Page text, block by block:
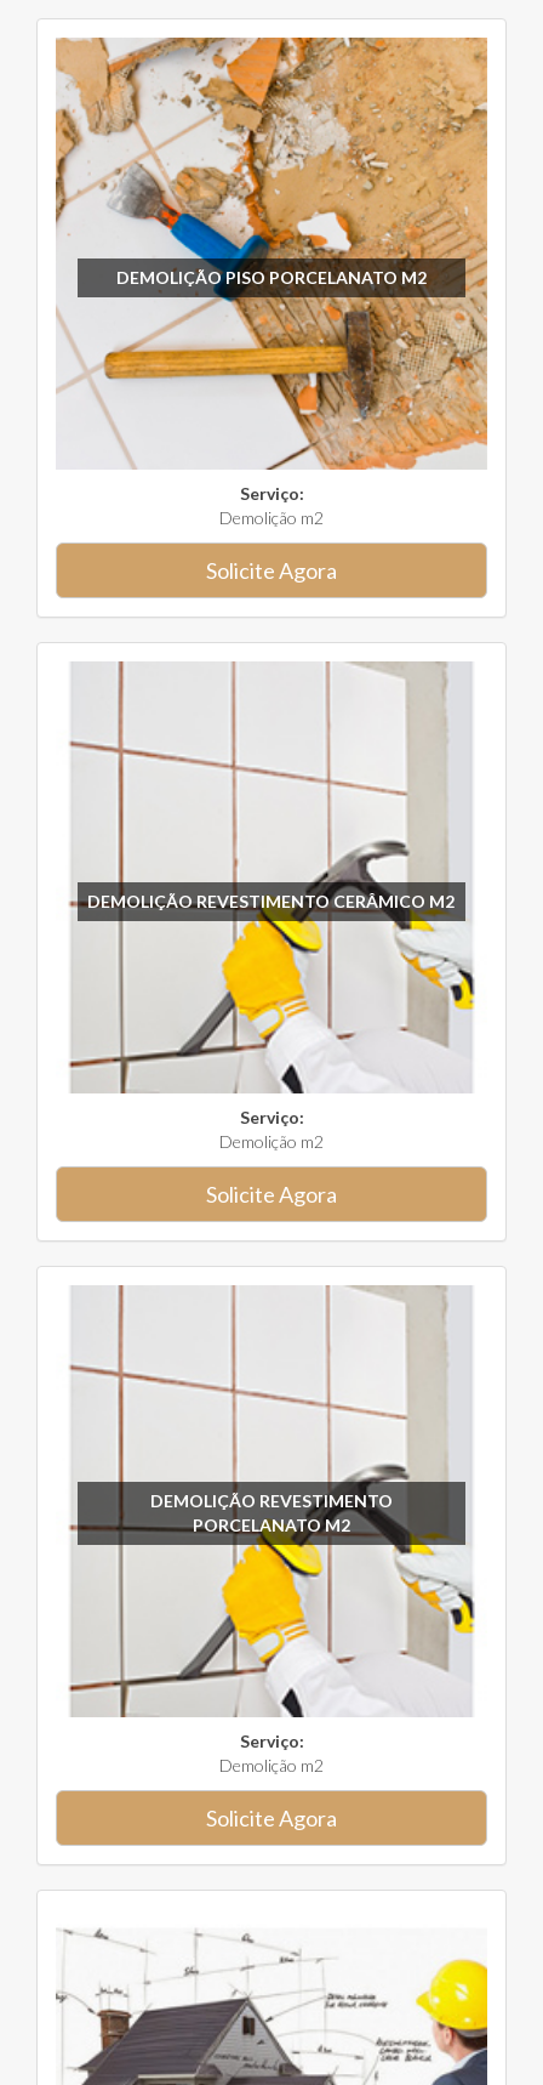
DEMOLIÇÃO PISO PORCELANATO M2
Serviço:
Demolição m2
Solicite Agora
DEMOLIÇÃO REVESTIMENTO CERÂMICO M2
Serviço:
Demolição m2
Solicite Agora
DEMOLIÇÃO REVESTIMENTO
PORCELANATO M2
Serviço:
Demolição m2
Solicite Agora